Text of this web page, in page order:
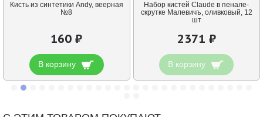
Кисть из синтетики Andy, веерная
№8
160 ₽
В корзину
Набор кистей Claude в пенале-
скрутке Малевичъ, оливковый, 12
шт
2371 ₽
В корзину